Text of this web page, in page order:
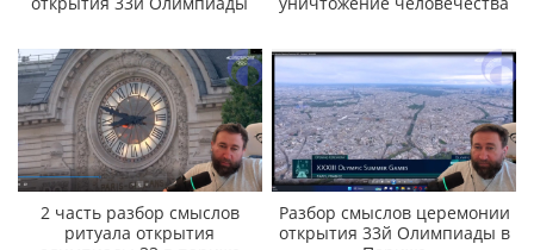
2 часть разбор смыслов
ритуала открытия
Разбор смыслов церемонии
открытия 33й Олимпиады в